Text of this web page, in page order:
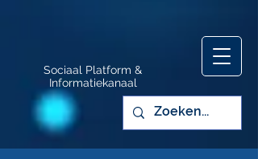
Sociaal Platform &
Informatiekanaal